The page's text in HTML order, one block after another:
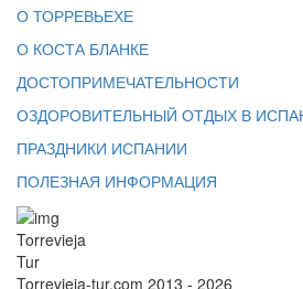
О ТОРРЕВЬЕХЕ
О КОСТА БЛАНКЕ
ДОСТОПРИМЕЧАТЕЛЬНОСТИ
ОЗДОРОВИТЕЛЬНЫЙ ОТДЫХ В
ПРАЗДНИКИ ИСПАНИИ
ПОЛЕЗНАЯ ИНФОРМАЦИЯ
Torrevieja
Tur
Torrevieja-tur.com 2013 - 2026